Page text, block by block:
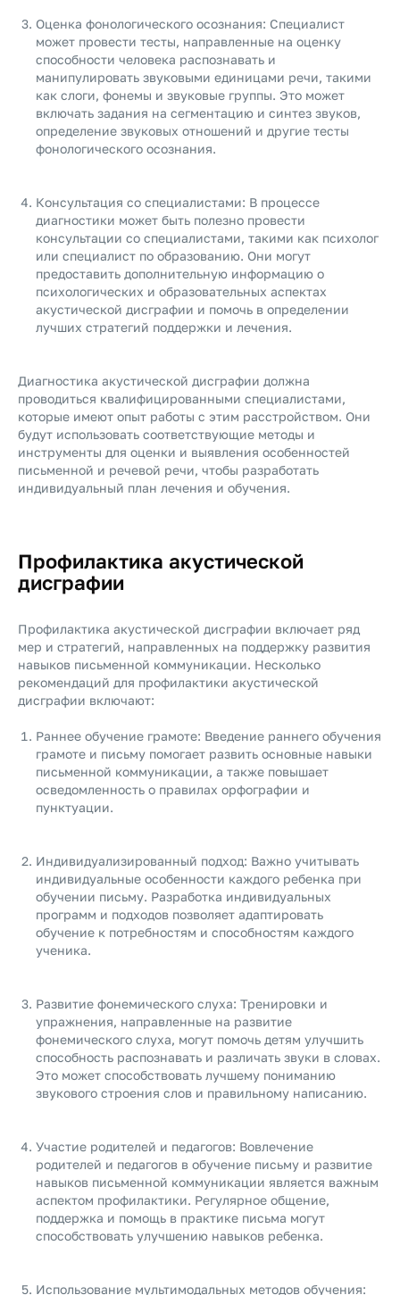
Оценка фонологического осознания: Специалист
может провести тесты, направленные на оценку
способности человека распознавать и
манипулировать звуковыми единицами речи, такими
как слоги, фонемы и звуковые группы. Это может
включать задания на сегментацию и синтез звуков,
определение звуковых отношений и другие тесты
фонологического осознания.
Консультация со специалистами: В процессе
диагностики может быть полезно провести
консультации со специалистами, такими как психолог
или специалист по образованию. Они могут
предоставить дополнительную информацию о
психологических и образовательных аспектах
акустической дисграфии и помочь в определении
лучших стратегий поддержки и лечения.
Диагностика акустической дисграфии должна
проводиться квалифицированными специалистами,
которые имеют опыт работы с этим расстройством. Они
будут использовать соответствующие методы и
инструменты для оценки и выявления особенностей
письменной и речевой речи, чтобы разработать
индивидуальный план лечения и обучения.
Профилактика акустической
дисграфии
Профилактика акустической дисграфии включает ряд
мер и стратегий, направленных на поддержку развития
навыков письменной коммуникации. Несколько
рекомендаций для профилактики акустической
дисграфии включают:
Раннее обучение грамоте: Введение раннего обучения
грамоте и письму помогает развить основные навыки
письменной коммуникации, а также повышает
осведомленность о правилах орфографии и
пунктуации.
Индивидуализированный подход: Важно учитывать
индивидуальные особенности каждого ребенка при
обучении письму. Разработка индивидуальных
программ и подходов позволяет адаптировать
обучение к потребностям и способностям каждого
ученика.
Развитие фонемического слуха: Тренировки и
упражнения, направленные на развитие
фонемического слуха, могут помочь детям улучшить
способность распознавать и различать звуки в словах.
Это может способствовать лучшему пониманию
звукового строения слов и правильному написанию.
Участие родителей и педагогов: Вовлечение
родителей и педагогов в обучение письму и развитие
навыков письменной коммуникации является важным
аспектом профилактики. Регулярное общение,
поддержка и помощь в практике письма могут
способствовать улучшению навыков ребенка.
Использование мультимодальных методов обучения: